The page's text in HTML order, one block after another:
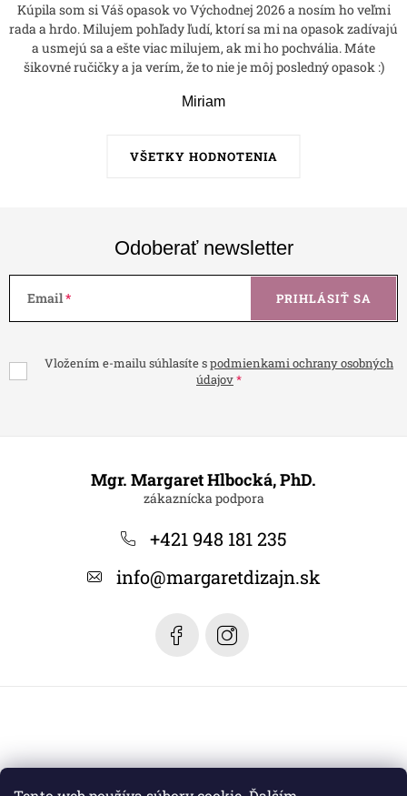
VŠETKY HODNOTENIA
Kúpila som si Váš opasok vo Východnej 2026 a nosím ho veľmi
rada a hrdo. Milujem pohľady ľudí, ktorí sa mi na opasok zadívajú
a usmejú sa a ešte viac milujem, ak mi ho pochvália. Máte
šikovné ručičky a ja verím, že to nie je môj posledný opasok :)
Miriam
Odoberať newsletter
Email
Vložením e-mailu súhlasíte spodmienkami ochrany osobných
údajov
PRIHLÁSIŤ SA
Mgr. Margaret Hlbocká, PhD.
+421 948 181 235
info@margaretdizajn.sk